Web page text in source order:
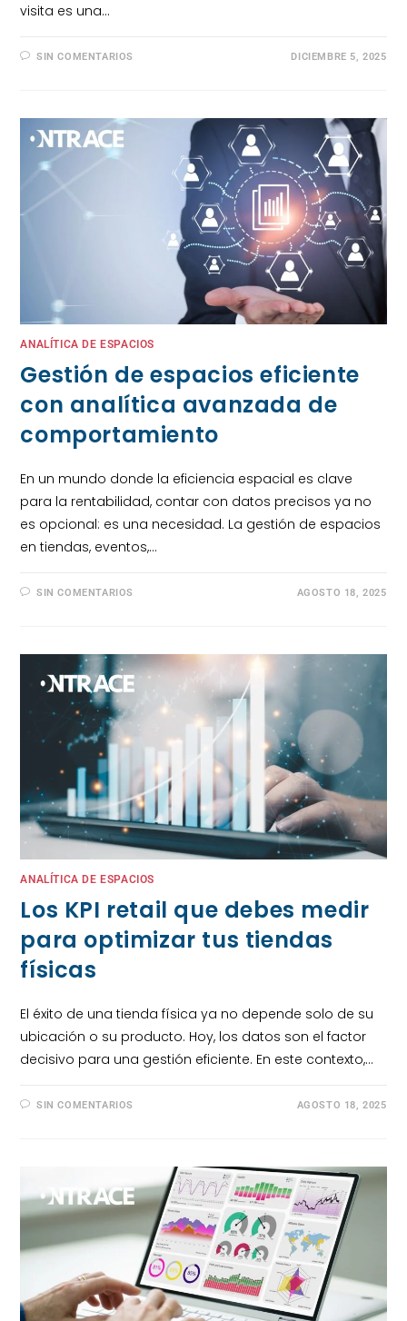
visita es una…
SIN COMENTARIOS DICIEMBRE 5, 2025
ANALÍTICA DE ESPACIOS
Gestión de espacios eficiente
con analítica avanzada de
comportamiento
En un mundo donde la eficiencia espacial es clave
para la rentabilidad, contar con datos precisos ya no
es opcional: es una necesidad. La gestión de espacios
en tiendas, eventos,…
SIN COMENTARIOS AGOSTO 18, 2025
ANALÍTICA DE ESPACIOS
Los KPI retail que debes medir
para optimizar tus tiendas
físicas
El éxito de una tienda física ya no depende solo de su
ubicación o su producto. Hoy, los datos son el factor
decisivo para una gestión eficiente. En este contexto,…
SIN COMENTARIOS AGOSTO 18, 2025